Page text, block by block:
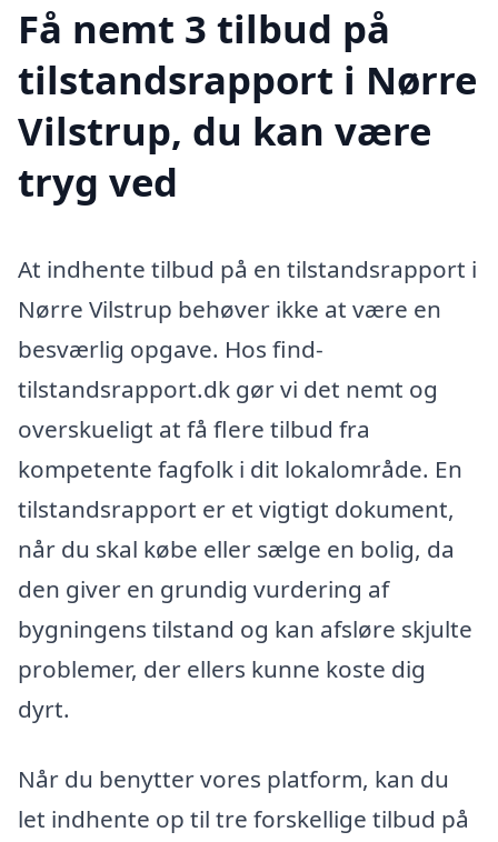
Få nemt 3 tilbud på
tilstandsrapport i Nørre
Vilstrup, du kan være
tryg ved
At indhente tilbud på en tilstandsrapport i
Nørre Vilstrup behøver ikke at være en
besværlig opgave. Hos find-
tilstandsrapport.dk gør vi det nemt og
overskueligt at få flere tilbud fra
kompetente fagfolk i dit lokalområde. En
tilstandsrapport er et vigtigt dokument,
når du skal købe eller sælge en bolig, da
den giver en grundig vurdering af
bygningens tilstand og kan afsløre skjulte
problemer, der ellers kunne koste dig
dyrt.
Når du benytter vores platform, kan du
let indhente op til tre forskellige tilbud på